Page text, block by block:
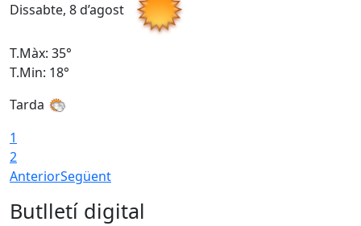
Dissabte, 8 d’agost
T.Màx: 35°
T.Min: 18°
Tarda
1
2
AnteriorSegüent
Butlletí digital